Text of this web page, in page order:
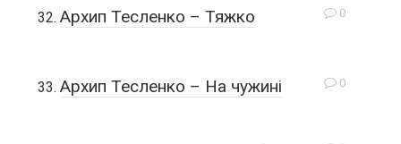
0
Архип Тесленко – Тяжко
0
Архип Тесленко – На чужині